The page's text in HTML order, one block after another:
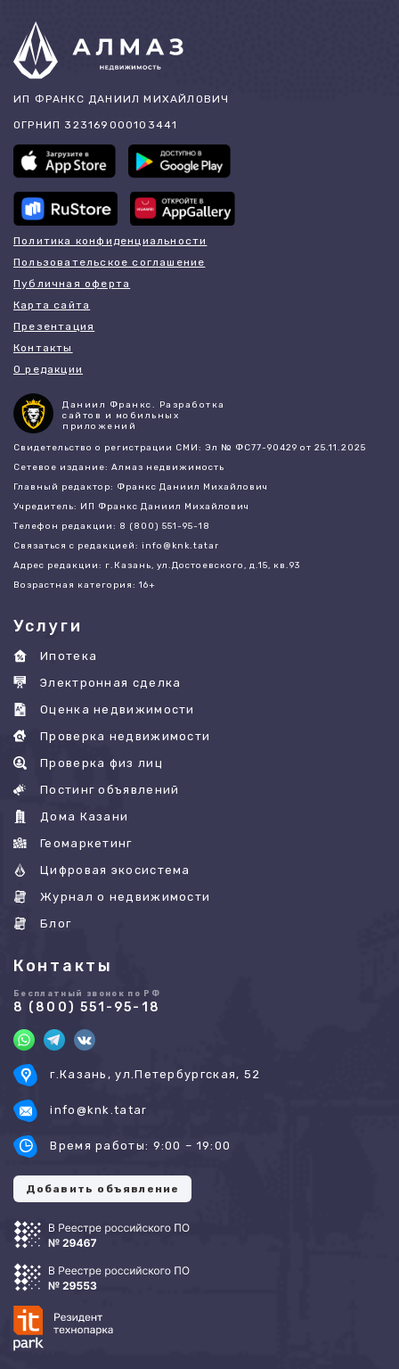
ИП ФРАНКС ДАНИИЛ МИХАЙЛОВИЧ
ОГРНИП 323169000103441
Политика конфиденциальности
Пользовательское соглашение
Публичная оферта
Карта сайта
Презентация
Контакты
О редакции
Даниил Франкс. Разработка
сайтов и мобильных
приложений
Свидетельство о регистрации СМИ: Эл № ФС77-90429 от 25.11.2025
Сетевое издание: Алмаз недвижимость
Главный редактор: Франкс Даниил Михайлович
Учредитель: ИП Франкс Даниил Михайлович
Телефон редакции: 8 (800) 551-95-18
Связаться с редакцией: info@knk.tatar
Адрес редакции: г.Казань, ул.Достоевского, д.15, кв.93
Возрастная категория: 16+
Услуги
Ипотека
Электронная сделка
Оценка недвижимости
Проверка недвижимости
Проверка физ лиц
Постинг объявлений
Дома Казани
Геомаркетинг
Цифровая экосистема
Журнал о недвижимости
Блог
Контакты
Бесплатный звонок по РФ
8 (800) 551-95-18
г.Казань, ул.Петербургская, 52
info@knk.tatar
Время работы: 9:00 – 19:00
Добавить объявление